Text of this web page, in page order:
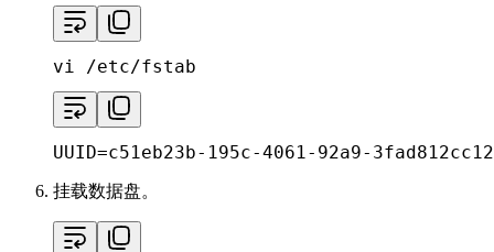
vi /etc/fstab
UUID=c51eb23b-195c-4061-92a9-
挂载数据盘。